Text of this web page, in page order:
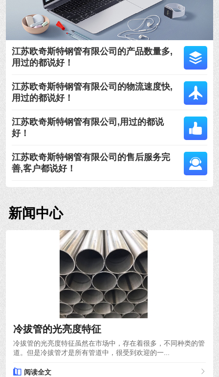
江苏欧奇斯特钢管有限公司的产品数量多,
用过的都说好！
江苏欧奇斯特钢管有限公司的物流速度快,
用过的都说好！
江苏欧奇斯特钢管有限公司,用过的都说
好！
江苏欧奇斯特钢管有限公司的售后服务完
善,客户都说好！
新闻中心
冷拔管的光亮度特征
冷拔管的光亮度特征虽然在市场中，存在着很多，不同种类的管
道。但是冷拔管才是所有管道中，很受到欢迎的一...
阅读全文